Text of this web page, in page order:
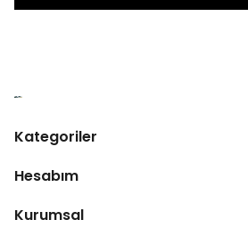
Kategoriler
Hesabım
Kurumsal